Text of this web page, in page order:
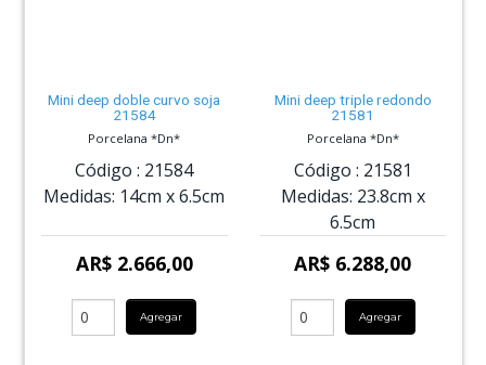
Mini deep doble curvo soja
21584
Porcelana *Dn*
Código : 21584
Medidas: 14cm x6.5cm
AR$ 2.666,00
Agregar
Mini deep triple redondo
21581
Porcelana *Dn*
Código : 21581
Medidas: 23.8cm x
6.5cm
AR$ 6.288,00
Agregar